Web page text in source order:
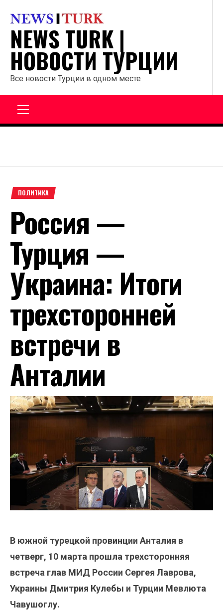
содержанию
NEWS TURK |
НОВОСТИ ТУРЦИИ
Все новости Турции в одном месте
ПОЛИТИКА
Россия —
Турция —
Украина: Итоги
трехсторонней
встречи в
Анталии
В южной турецкой провинции Анталия в
четверг, 10 марта прошла трехсторонняя
встреча глав МИД России Сергея Лаврова,
Украины Дмитрия Кулебы и Турции Мевлюта
Чавушоглу.